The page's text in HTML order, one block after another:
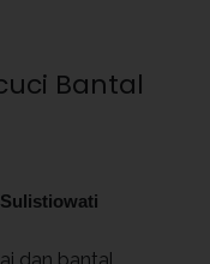
Bantal
dan bantal